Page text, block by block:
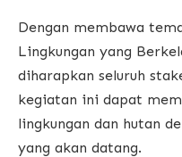
Dengan membawa
Lingkungan yang
diharapkan seluruh
kegiatan ini dapat
lingkungan dan hutan
yang akan datang.